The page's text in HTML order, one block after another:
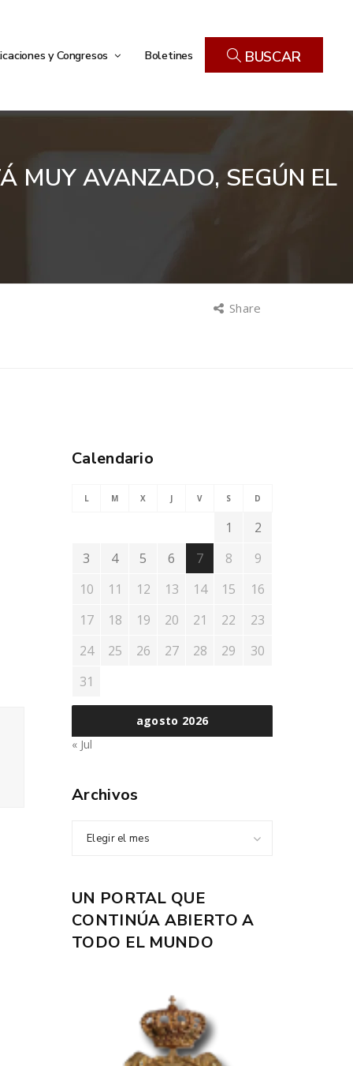
y Congresos Boletines BUSCAR
MUY AVANZADO, SEGÚN EL
Share
Calendario
agosto 2026
L M X J V S D
1
2
3
4 5 6 7 8
9
10
11 12 13 14 15
16
17
18 19 20 21 22
23
24
25 26 27 28 29
30
31
« Jul
Archivos
Elegir el mes
UN PORTAL QUE
CONTINÚA ABIERTO A
TODO EL MUNDO